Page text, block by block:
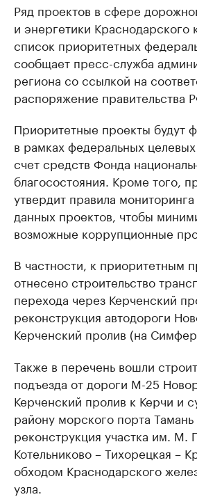
Ряд проектов в сфере
и энергетики Краснодарского
список приоритетных
сообщает пресс-служба
региона со ссылкой на
распоряжение правительства
Приоритетные проекты будут
в рамках федеральных
счет средств Фонда
благосостояния. Кроме того,
утвердит правила
данных проектов, чтобы
возможные коррупционные
В частности, к приоритетным
отнесено строительство
перехода через Керченский
реконструкция автодороги
Керченский пролив (на
Также в перечень вошли
подъезда от дороги М-25
Керченский пролив к Керчи и
району морского порта
реконструкция участка им. М.
Котельниково – Тихорецкая –
обходом Краснодарского
узла.